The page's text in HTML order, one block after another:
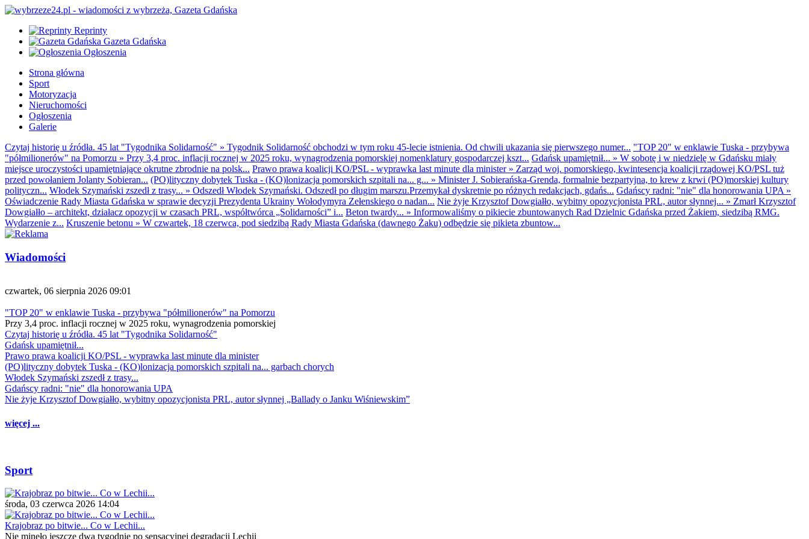
Reprinty
Gazeta Gdańska
Ogłoszenia
Strona główna
Sport
Motoryzacja
Nieruchomości
Ogłoszenia
Galerie
Czytaj historię u źródła. 45 lat "Tygodnika Solidarność" » Tygodnik Solidarność obchodzi w tym roku 45-lecie istnienia. Od chwili ukazania się pierwszego numer... "TOP 20" w enklawie Tuska - przybywa
"półmilionerów" na Pomorzu » Przy 3,4 proc. inflacji rocznej w 2025 roku, wynagrodzenia pomorskiej nomenklatury gospodarczej kszt... Gdańsk upamiętnił... » W sobotę i w niedzielę w Gdańsku miały
miejsce uroczystości upamiętniające okrutne zbrodnie na polsk... Prawo prawa koalicji KO/PSL - wyprawka last minute dla minister» Zarząd woj. pomorskiego, kwintesencja koalicji rządowej KO/PSL tuż
przed powołaniem Jolanty Sobieran... (PO)lityczny dobytek Tuska - (KO)lonizacja pomorskich szpitali na... g... » Minister J. Sobierańska-Grenda, formalnie bezpartyjna, to krew z krwi (PO)morskiej kultury
polityczn... Włodek Szymański zszedł z trasy... » Odszedł Włodek Szymański. Odszedł po długim marszu.Przemykał dyskretnie po różnych redakcjach, gdańs... Gdańscy radni: "nie" dla honorowania UPA »
Oświadczenie Rady Miasta Gdańska w sprawie decyzji Prezydenta Ukrainy Wołodymyra Zełenskiego o nadan... Nie żyje Krzysztof Dowgiałło, wybitny opozycjonista PRL, autor słynnej... » Zmarł Krzysztof
Dowgiałło – architekt, działacz opozycji w czasach PRL, współtwórca „Solidarności” i... Beton twardy... » Informowaliśmy o pikiecie zbuntowanych Rad Dzielnic Gdańska przed Żakiem, siedzibą RMG.
Wydarzenie z... Kruszenie betonu » W czwartek, 18 czerwca, pod siedzibą Rady Miasta Gdańska (dawnego Żaku) odbędzie się pikieta zbuntow...
Wiadomości
czwartek, 06 sierpnia 2026 09:01
"TOP 20" w enklawie Tuska - przybywa "półmilionerów" na Pomorzu
Przy 3,4 proc. inflacji rocznej w 2025 roku, wynagrodzenia pomorskiej
Czytaj historię u źródła. 45 lat "Tygodnika Solidarność"
Gdańsk upamiętnił...
Prawo prawa koalicji KO/PSL - wyprawka last minute dla minister
(PO)lityczny dobytek Tuska - (KO)lonizacja pomorskich szpitali na... garbach chorych
Włodek Szymański zszedł z trasy...
Gdańscy radni: "nie" dla honorowania UPA
Nie żyje Krzysztof Dowgiałło, wybitny opozycjonista PRL, autor słynnej „Ballady o Janku Wiśniewskim”
więcej ...
Sport
środa, 03 czerwca 2026 14:04
Krajobraz po bitwie... Co w Lechii...
Nie minęło jeszcze dwa tygodnie po sensacyjnej degradacji Lechii